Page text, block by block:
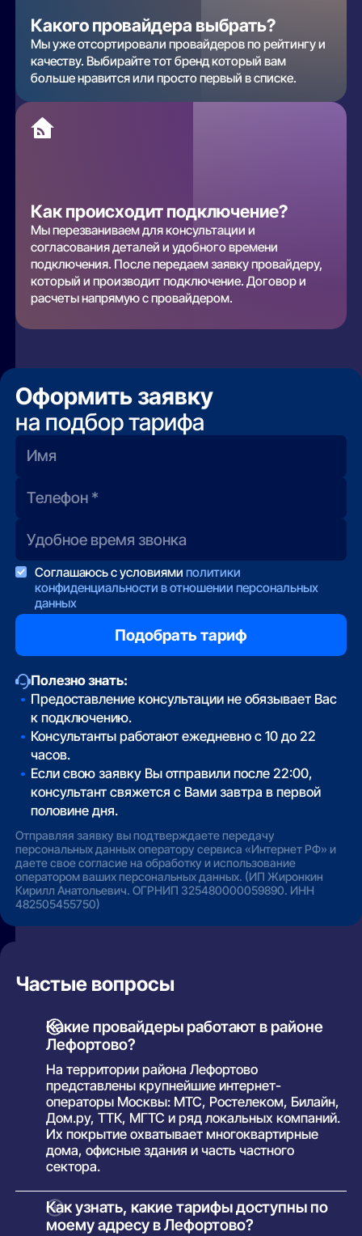
Какого провайдера выбрать?
Мы уже отсортировали провайдеров по рейтингу и
качеству. Выбирайте тот бренд который вам
больше нравится или просто первый в списке.
Как происходит подключение?
Мы перезваниваем для консультации и
согласования деталей и удобного времени
подключения. После передаем заявку провайдеру,
который и производит подключение. Договор и
расчеты напрямую с провайдером.
Оформить заявку
на подбор тарифа
Соглашаюсь с условиями политики
конфиденциальности в отношении персональных
данных
Полезно знать:
Предоставление консультации не обязывает Вас
к подключению.
Консультанты работают ежедневно с 10 до 22
часов.
Если свою заявку Вы отправили после 22:00,
консультант свяжется с Вами завтра в первой
половине дня.
Отправляя заявку вы подтверждаете передачу
персональных данных оператору сервиса «Интернет РФ» и
даете свое согласие на обработку и использование
оператором ваших персональных данных. (ИП Жиронкин
Кирилл Анатольевич. ОГРНИП 325480000059890. ИНН
482505455750)
Частые вопросы
Какие провайдеры работают в районе
Лефортово?
На территории района Лефортово
представлены крупнейшие интернет-
операторы Москвы: МТС, Ростелеком, Билайн,
Дом.ру, ТТК, МГТС и ряд локальных компаний.
Их покрытие охватывает многоквартирные
дома, офисные здания и часть частного
сектора.
Как узнать, какие тарифы доступны по
моему адресу в Лефортово?